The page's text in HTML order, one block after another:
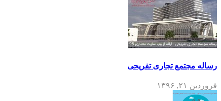
رساله مجتمع تجاری تفریحی
فروردین ۲۱, ۱۳۹۶